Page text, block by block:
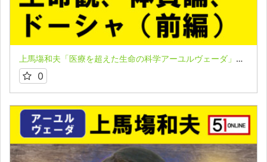
上馬塲和夫「医療を超えた生命の科学アーユルヴェーダ」★第２講座（前編）
0